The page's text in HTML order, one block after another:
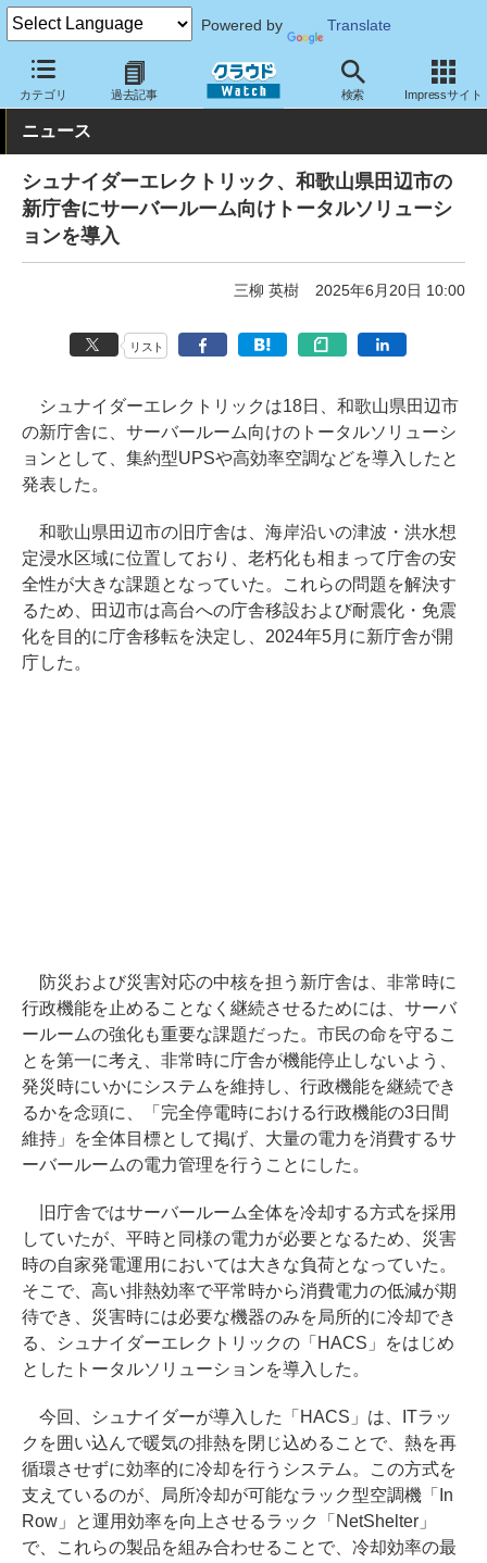
Powered by Translate
カテゴリ 過去記事 検索 Impressサイト
クラウド Watch トピック 導入事例
ニュース
シュナイダーエレクトリック、和歌山県田辺市の
新庁舎にサーバールーム向けトータルソリューシ
ョンを導入
三柳 英樹 2025年6月20日 10:00
リスト
シュナイダーエレクトリックは18日、和歌山県田辺市
の新庁舎に、サーバールーム向けのトータルソリューシ
ョンとして、集約型UPSや高効率空調などを導入したと
発表した。
和歌山県田辺市の旧庁舎は、海岸沿いの津波・洪水想
定浸水区域に位置しており、老朽化も相まって庁舎の安
全性が大きな課題となっていた。これらの問題を解決す
るため、田辺市は高台への庁舎移設および耐震化・免震
化を目的に庁舎移転を決定し、2024年5月に新庁舎が開
庁した。
防災および災害対応の中核を担う新庁舎は、非常時に
行政機能を止めることなく継続させるためには、サーバ
ールームの強化も重要な課題だった。市民の命を守るこ
とを第一に考え、非常時に庁舎が機能停止しないよう、
発災時にいかにシステムを維持し、行政機能を継続でき
るかを念頭に、「完全停電時における行政機能の3日間
維持」を全体目標として掲げ、大量の電力を消費するサ
ーバールームの電力管理を行うことにした。
旧庁舎ではサーバールーム全体を冷却する方式を採用
していたが、平時と同様の電力が必要となるため、災害
時の自家発電運用においては大きな負荷となっていた。
そこで、高い排熱効率で平常時から消費電力の低減が期
待でき、災害時には必要な機器のみを局所的に冷却でき
る、シュナイダーエレクトリックの「HACS」をはじめ
としたトータルソリューションを導入した。
今回、シュナイダーが導入した「HACS」は、ITラッ
クを囲い込んで暖気の排熱を閉じ込めることで、熱を再
循環させずに効率的に冷却を行うシステム。この方式を
支えているのが、局所冷却が可能なラック型空調機「In
Row」と運用効率を向上させるラック「NetShelter」
で、これらの製品を組み合わせることで、冷却効率の最